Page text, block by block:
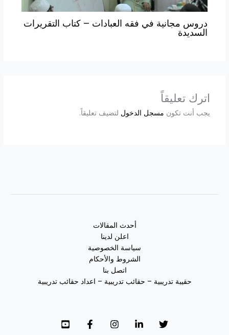
دروس مجانية في فقه العبادات – كتاب التقريرات
السديدة
اترك تعليقاً
يجب أنت تكون مسجل الدخول لتضيف تعليقاً.
أحدث المقالات
اعلن لدينا
سياسة الخصوصية
الشروط والأحكام
اتصل بنا
حقيبة تدريبية – حقائب تدريبية – اعداد حقائب تدريبية